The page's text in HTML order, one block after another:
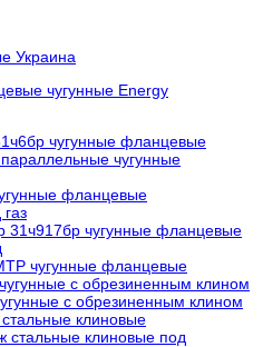
Украина
чугунные Energy
чугунные фланцевые
чугунные
фланцевые
31ч917бр чугунные фланцевые
чугунные фланцевые
с обрезиненным клином
с обрезиненным клином
клиновые
стальные клиновые под